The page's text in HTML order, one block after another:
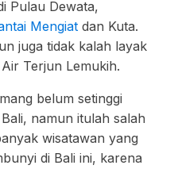
Pulau Dewata,
Mengiat dan Kuta.
juga tidak kalah layak
Terjun Lemukih.
belum setinggi
namun itulah salah
wisatawan yang
di Bali ini, karena